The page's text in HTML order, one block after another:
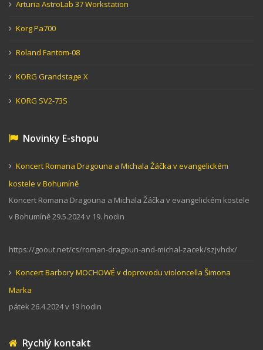
Arturia AstroLab 37 Workstation
Korg Pa700
Roland Fantom-08
KORG Grandstage X
KORG SV2-73S
Novinky E-shopu
Koncert Romana Dragouna a Michala Žáčka v evangelickém
kostele v Bohumíně
Koncert Romana Dragouna a Michala Žáčka v evangelickém kostele
v Bohumíně 29.5.2024 v 19. hodin
https://goout.net/cs/roman-dragoun-and-michal-zacek/szjvhdx/
Koncert Barbory MOCHOWÉ v doprovodu violoncella Šimona
Marka
pátek 26.4.2024 v 19 hodin
Rychlý kontakt